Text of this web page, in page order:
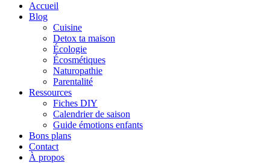
Accueil
Blog
Cuisine
Detox ta maison
Écologie
Écosmétiques
Naturopathie
Parentalité
Ressources
Fiches DIY
Calendrier de saison
Guide émotions enfants
Bons plans
Contact
À propos